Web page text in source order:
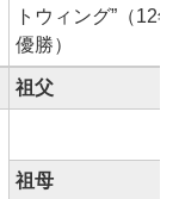
トウィング”（12
優勝）
祖父
祖母